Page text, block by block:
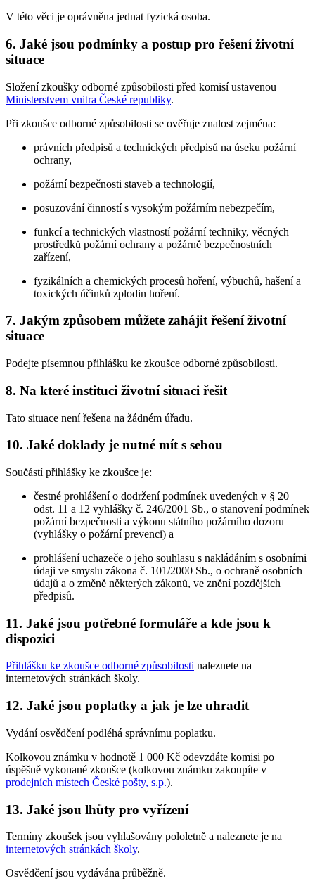
V této věci je oprávněna jednat fyzická osoba.
6. Jaké jsou podmínky a postup pro řešení životní
situace
Složení zkoušky odborné způsobilosti před komisí ustavenou
Ministerstvem vnitra České republiky.
Při zkoušce odborné způsobilosti se ověřuje znalost zejména:
právních předpisů a technických předpisů na úseku požární
ochrany,
požární bezpečnosti staveb a technologií,
posuzování činností s vysokým požárním nebezpečím,
funkcí a technických vlastností požární techniky, věcných
prostředků požární ochrany a požárně bezpečnostních
zařízení,
fyzikálních a chemických procesů hoření, výbuchů, hašení a
toxických účinků zplodin hoření.
7. Jakým způsobem můžete zahájit řešení životní
situace
Podejte písemnou přihlášku ke zkoušce odborné způsobilosti.
8. Na které instituci životní situaci řešit
Tato situace není řešena na žádném úřadu.
10. Jaké doklady je nutné mít s sebou
Součástí přihlášky ke zkoušce je:
čestné prohlášení o dodržení podmínek uvedených v § 20
odst. 11 a 12 vyhlášky č. 246/2001 Sb., o stanovení podmínek
požární bezpečnosti a výkonu státního požárního dozoru
(vyhlášky o požární prevenci) a
prohlášení uchazeče o jeho souhlasu s nakládáním s osobními
údaji ve smyslu zákona č. 101/2000 Sb., o ochraně osobních
údajů a o změně některých zákonů, ve znění pozdějších
předpisů.
11. Jaké jsou potřebné formuláře a kde jsou k
dispozici
Přihlášku ke zkoušce odborné způsobilosti naleznete na
internetových stránkách školy.
12. Jaké jsou poplatky a jak je lze uhradit
Vydání osvědčení podléhá správnímu poplatku.
Kolkovou známku v hodnotě 1 000 Kč odevzdáte komisi po
úspěšně vykonané zkoušce (kolkovou známku zakoupíte v
prodejních místech České pošty, s.p.).
13. Jaké jsou lhůty pro vyřízení
Termíny zkoušek jsou vyhlašovány pololetně a naleznete je na
internetových stránkách školy.
Osvědčení jsou vydávána průběžně.